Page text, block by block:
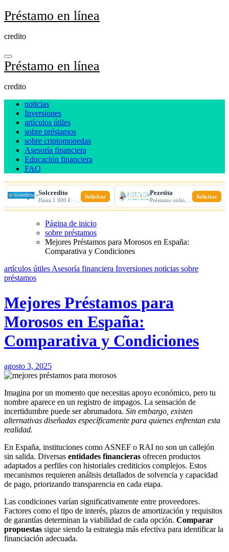
Ir
al
Préstamo en línea
credito
Préstamo en línea
credito
noticias
Inversiones
artículos útiles
sobre préstamos
sobre criptomonedas
Asesoría financiera
Educación financiera
FAQ
Solcredito Solicitar Pezetita Solicitar
Página de inicio
sobre préstamos
Mejores Préstamos para Morosos en España:
Comparativa y Condiciones
artículos útiles Asesoría financiera Inversiones noticias sobre
préstamos
Mejores Préstamos para
Morosos en España:
Comparativa y Condiciones
agosto 3, 2025
Imagina por un momento que necesitas apoyo económico, pero tu
nombre aparece en un registro de impagos. La sensación de
incertidumbre puede ser abrumadora. Sin embargo, existen
alternativas diseñadas específicamente para quienes enfrentan esta
realidad.
En España, instituciones como ASNEF o RAI no son un callejón
sin salida. Diversas entidades financieras ofrecen productos
adaptados a perfiles con historiales crediticios complejos. Estos
mecanismos requieren análisis detallados de solvencia y capacidad
de pago, priorizando transparencia en cada etapa.
Las condiciones varían significativamente entre proveedores.
Factores como el tipo de interés, plazos de amortización y requisitos
de garantías determinan la viabilidad de cada opción. Comparar
propuestas sigue siendo la estrategia más efectiva para identificar la
financiación adecuada.